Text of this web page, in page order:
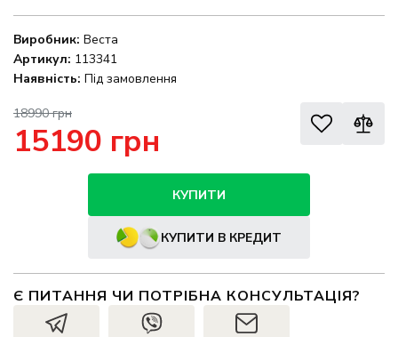
Виробник: Веста
Артикул: 113341
Наявність: Під замовлення
18990 грн
15190 грн
КУПИТИ
КУПИТИ В КРЕДИТ
Є ПИТАННЯ ЧИ ПОТРІБНА КОНСУЛЬТАЦІЯ?